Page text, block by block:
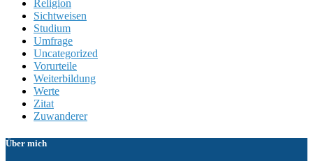
Religion
Sichtweisen
Studium
Umfrage
Uncategorized
Vorurteile
Weiterbildung
Werte
Zitat
Zuwanderer
Über mich